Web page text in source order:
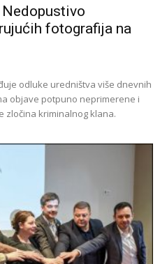
Nedopustivo
fotografija na
odluke uredništva više dnevnih
objave potpuno neprimerene i
zločina kriminalnog klana.